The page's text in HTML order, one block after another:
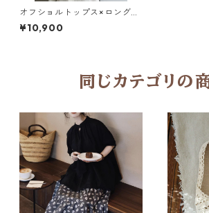
オフショルトップス×ロングス
カート セットアップ 3col Y 2
60087
¥10,900
同じカテゴリの